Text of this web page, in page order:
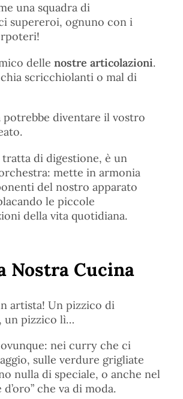
una squadra di
supereroi, ognuno con i
delle nostre articolazioni.
scricchiolanti o mal di
potrebbe diventare il vostro
tratta di digestione, è un
mette in armonia
del nostro apparato
le piccole
della vita quotidiana.
Nostra Cucina
artista! Un pizzico di
un pizzico lì…
nei curry che ci
sulle verdure grigliate
nulla di speciale, o anche nel
che va di moda.